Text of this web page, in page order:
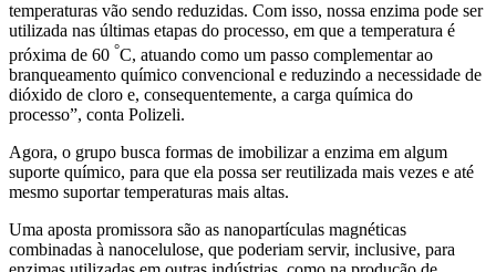
temperaturas vão sendo reduzidas. Com isso, nossa enzima pode ser
utilizada nas últimas etapas do processo, em que a temperatura é
próxima de 60 °C, atuando como um passo complementar ao
branqueamento químico convencional e reduzindo a necessidade de
dióxido de cloro e, consequentemente, a carga química do
processo”, conta Polizeli.
Agora, o grupo busca formas de imobilizar a enzima em algum
suporte químico, para que ela possa ser reutilizada mais vezes e até
mesmo suportar temperaturas mais altas.
Uma aposta promissora são as nanopartículas magnéticas
combinadas à nanocelulose, que poderiam servir, inclusive, para